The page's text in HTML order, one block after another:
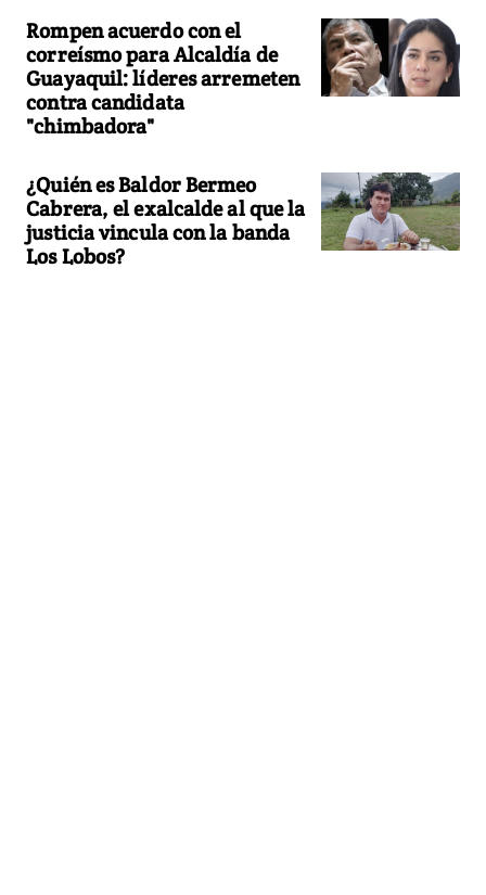
Rompen acuerdo con el
correísmo para Alcaldía de
Guayaquil: líderes arremeten
contra candidata
"chimbadora"
¿Quién es Baldor Bermeo
Cabrera, el exalcalde al que la
justicia vincula con la banda
Los Lobos?